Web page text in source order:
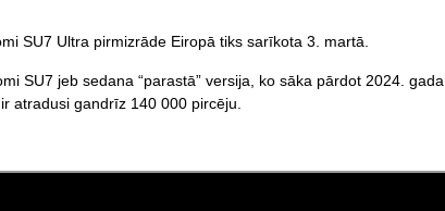
SU7 Ultra pirmizrāde Eiropā tiks sarīkota 3. martā.
SU7 jeb sedana “parastā” versija, ko sāka pārdot 2024. gada
atradusi gandrīz 140 000 pircēju.